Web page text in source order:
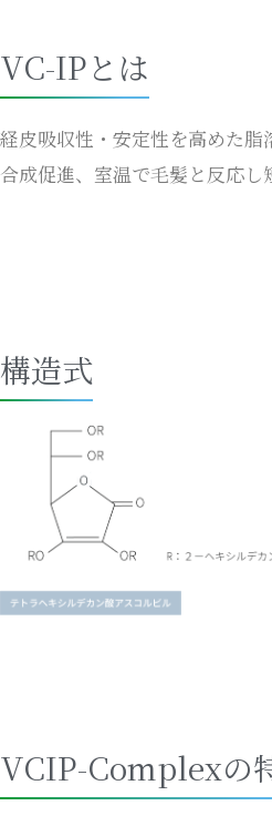
VC-IPとは
経皮吸収性・安定性を高めた
合成促進、室温で毛髪と反応し
構造式
VCIP-Complexの